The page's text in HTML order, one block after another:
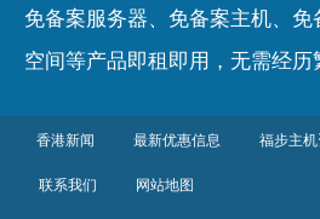
免备案服务器、 免备案主机、 免
空间等产品即租即用，无需经历
香港新闻 最新优惠信息 福步主
联系我们 网站地图